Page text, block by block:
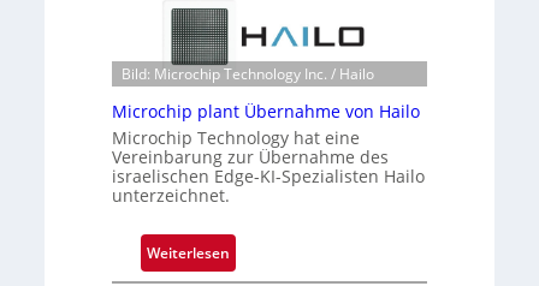
t
n
e
ü
b
e
r
i
m
Bild: Microchip Technology Inc. / Hailo
Microchip plant Übernahme von Hailo
Microchip Technology hat eine
Vereinbarung zur Übernahme des
israelischen Edge-KI-Spezialisten Hailo
unterzeichnet.
Weiterlesen:
M